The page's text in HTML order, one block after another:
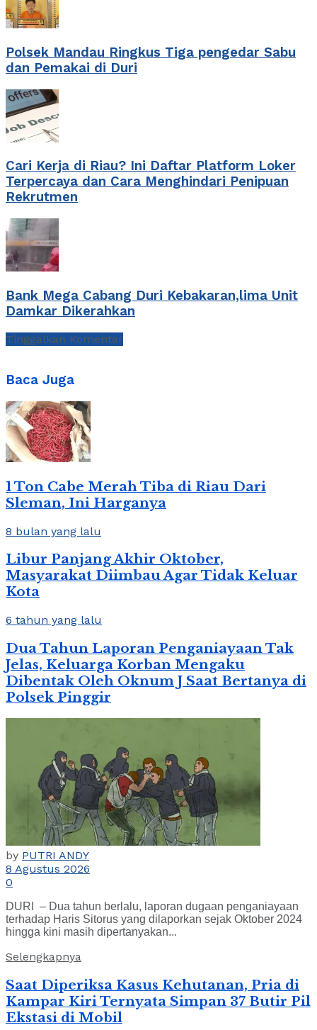
Polsek Mandau Ringkus Tiga pengedar Sabu
dan Pemakai di Duri
Cari Kerja di Riau? Ini Daftar Platform Loker
Terpercaya dan Cara Menghindari Penipuan
Rekrutmen
Bank Mega Cabang Duri Kebakaran,lima Unit
Damkar Dikerahkan
Tinggalkan Komentar
Baca Juga
1 Ton Cabe Merah Tiba di Riau Dari
Sleman, Ini Harganya
8 bulan yang lalu
Libur Panjang Akhir Oktober,
Masyarakat Diimbau Agar Tidak Keluar
Kota
6 tahun yang lalu
Dua Tahun Laporan Penganiayaan Tak
Jelas, Keluarga Korban Mengaku
Dibentak Oleh Oknum J Saat Bertanya di
Polsek Pinggir
by PUTRI ANDY
8 Agustus 2026
0
DURI – Dua tahun berlalu, laporan dugaan penganiayaan
terhadap Haris Sitorus yang dilaporkan sejak Oktober 2024
hingga kini masih dipertanyakan...
Selengkapnya
Saat Diperiksa Kasus Kehutanan, Pria di
Kampar Kiri Ternyata Simpan 37 Butir Pil
Ekstasi di Mobil